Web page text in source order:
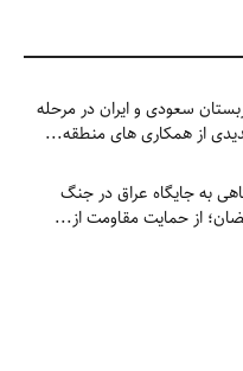
سعودی و ایران در مرحله
از همکاری های منطقه...
به جایگاه عراق در جنگ
از حمایت مقاومت از...